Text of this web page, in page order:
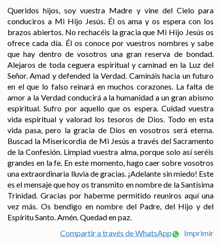
Queridos hijos, soy vuestra Madre y vine del Cielo para
conduciros a Mi Hijo Jesús. Él os ama y os espera con los
brazos abiertos. No rechacéis la gracia que Mi Hijo Jesús os
ofrece cada día. Él os conoce por vuestros nombres y sabe
que hay dentro de vosotros una gran reserva de bondad.
Alejaros de toda ceguera espiritual y caminad en la Luz del
Señor. Amad y defended la Verdad. Camináis hacia un futuro
en el que lo falso reinará en muchos corazones. La falta de
amor a la Verdad conducirá a la humanidad a un gran abismo
espiritual. Sufro por aquello que os espera. Cuidad vuestra
vida espiritual y valorad los tesoros de Dios. Todo en esta
vida pasa, pero la gracia de Dios en vosotros será eterna.
Buscad la Misericordia de Mi Jesús a través del Sacramento
de la Confesión. Limpiad vuestra alma, porque solo así seréis
grandes en la fe. En este momento, hago caer sobre vosotros
una extraordinaria lluvia de gracias. ¡Adelante sin miedo! Este
es el mensaje que hoy os transmito en nombre de la Santísima
Trinidad. Gracias por haberme permitido reuniros aquí una
vez más. Os bendigo en nombre del Padre, del Hijo y del
Espíritu Santo. Amén. Quedad en paz.
Compartir a través de WhatsApp
Imprimir